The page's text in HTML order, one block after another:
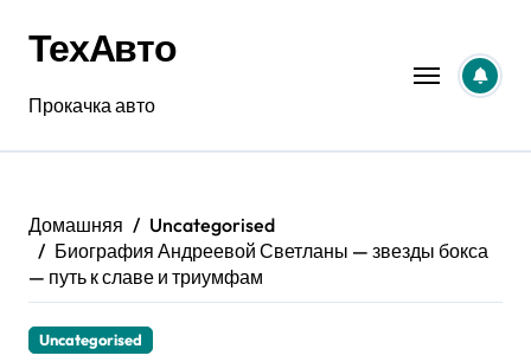
содержанию
ТехАвто
Прокачка авто
Домашняя
Uncategorised
Биография Андреевой Светланы — звезды бокса
— путь к славе и триумфам
Uncategorised